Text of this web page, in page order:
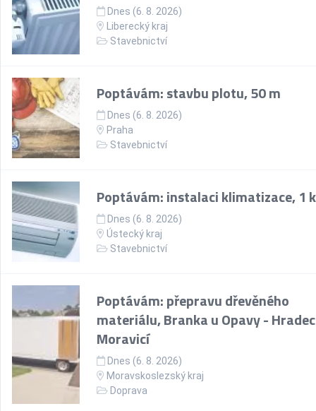
Dnes (6. 8. 2026)
Liberecký kraj
Stavebnictví
Poptávám: stavbu plotu, 50 m
Dnes (6. 8. 2026)
Praha
Stavebnictví
Poptávám: instalaci klimatizace, 1
Dnes (6. 8. 2026)
Ústecký kraj
Stavebnictví
Poptávám: přepravu dřevěného
materiálu, Branka u Opavy -
Moravicí
Dnes (6. 8. 2026)
Moravskoslezský kraj
Doprava